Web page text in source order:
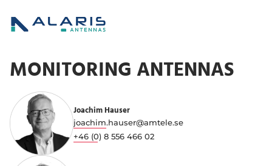
MONITORING ANTENNAS
Joachim Hauser
joachim.hauser@amtele.se
+46 (0) 8 556 466 02